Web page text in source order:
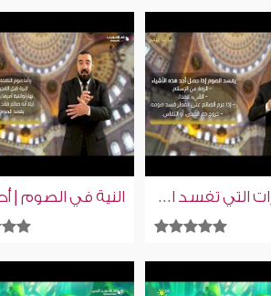
المفطرات التي تفسد الصيام | أحكام رمضان | إسلام ويب | للصم بلغة الإشارة